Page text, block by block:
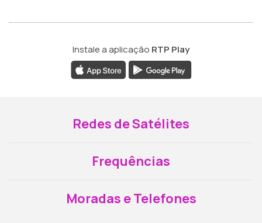
Instale a aplicação RTP Play
Redes de Satélites
Frequências
Moradas e Telefones